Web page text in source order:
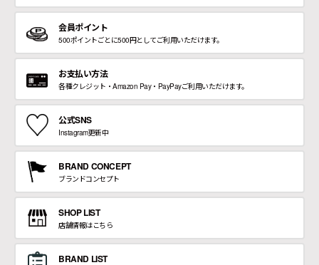
A-Z
KISOGAWA BLOG
SHOP NEWS
ログイン
新規会員登録
マイページ
会員ポイント
500ポイントごとに500円としてご利用いただけます。
お支払い方法
各種クレジット・Amazon Pay・PayPayご利用いただけます。
公式SNS
Instagram更新中
BRAND CONCEPT
ブランドコンセプト
SHOP LIST
店舗情報はこちら
BRAND LIST